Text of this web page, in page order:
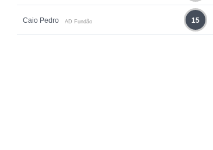
Caio Pedro AD Fundão 15